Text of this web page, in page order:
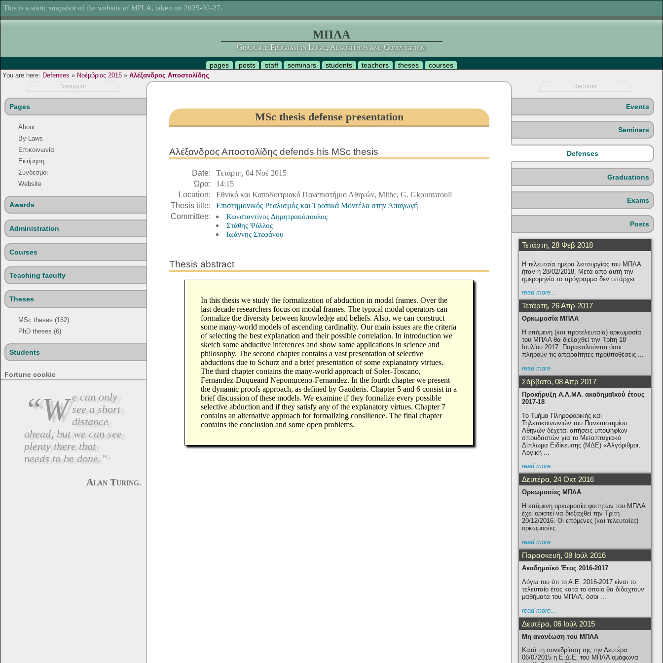
This is a static snapshot of the website of MPLA, taken on 2025-02-27.
ΜΠΛΑ
Graduate Program in Logic, Algorithms and Computation.
pages posts staff seminars students teachers theses courses
You are here: Defenses » Νοέμβριος 2015 » Αλέξανδρος Αποστολίδης
Navigator
Pages
About
By-Laws
Επικοινωνία
Εκτίμηση
Σύνδεσμοι
Website
Awards
Administration
Courses
Teaching faculty
Theses
MSc theses (162)
PhD theses (6)
Students
Fortune cookie
“We can only see a short
distance
ahead, but we can see
plenty there that
needs to be done.”
Alan Turing.
MSc thesis defense presentation
Αλέξανδρος Αποστολίδης defends his MSc thesis
Date:
Τετάρτη, 04 Νοέ 2015
Ώρα:
14:15
Location:
Εθνικό και Καποδιστριακό Πανεπιστήμιο Αθηνών, Mithe, G. Gkountarouli
Thesis title:
Επιστημονικός Ρεαλισμός και Τροπικά Μοντέλα στην Απαγωγή
Committee:
Κωνσταντίνος Δημητρακόπουλος
Στάθης Ψύλλος
Ιωάννης Στεφάνου
Thesis abstract
In this thesis we study the formalization of abduction in modal frames. Over the
last decade researchers focus on modal frames. The typical modal operators can
formalize the diversity between knowledge and beliefs. Also, we can construct
some many-world models of ascending cardinality. Our main issues are the criteria
of selecting the best explanation and their possible correlation. In introduction we
sketch some abductive inferences and show some applications in science and
philosophy. The second chapter contains a vast presentation of selective
abductions due to Schurz and a brief presentation of some explanatory virtues.
The third chapter contains the many-world approach of Soler-Toscano,
Fernandez-Duqueand Nepomuceno-Fernandez. In the fourth chapter we present
the dynamic proofs approach, as defined by Gauderis. Chapter 5 and 6 consist in a
brief discussion of these models. We examine if they formalize every possible
selective abduction and if they satisfy any of the explanatory virtues. Chapter 7
contains an alternative approach for formalizing consilience. The final chapter
contains the conclusion and some open problems.
Reporter
Events
Seminars
Defenses
Graduations
Exams
Posts
Τετάρτη, 28 Φεβ 2018
Η τελευταία ημέρα λειτουργίας του ΜΠΛΑ
ήταν η 28/02/2018. Μετά από αυτή την
ημερομηνία το πρόγραμμα δεν υπάρχει ...
read more...
Τετάρτη, 26 Απρ 2017
Ορκωμοσία ΜΠΛΑ
Η επόμενη (και προτελευταία) ορκωμοσία
του ΜΠΛΑ θα διεξαχθεί την Τρίτη 18
Ιουλίου 2017. Παρακαλούνται όσοι
πληρούν τις απαραίτητες προϋποθέσεις ...
read more...
Σάββατο, 08 Απρ 2017
Προκήρυξη Α.Λ.ΜΑ. ακαδημαϊκού έτους
2017-18
Το Τμήμα Πληροφορικής και
Τηλεπικοινωνιών του Πανεπιστημίου
Αθηνών δέχεται αιτήσεις υποψηφίων
σπουδαστών για το Μεταπτυχιακό
Δίπλωμα Ειδίκευσης (ΜΔΕ) «Αλγόριθμοι,
Λογική ...
read more...
Δευτέρα, 24 Οκτ 2016
Ορκωμοσίες ΜΠΛΑ
H επόμενη ορκωμοσία φοιτητών του ΜΠΛΑ
έχει οριστεί να διεξαχθεί την Τρίτη
20/12/2016. Οι επόμενες (και τελευταίες)
ορκωμοσίες ...
read more...
Παρασκευή, 08 Ιούλ 2016
Ακαδημαϊκό Έτος 2016-2017
Λόγω του ότι το Α.Ε. 2016-2017 είναι το
τελευταίο έτος κατά το οποίο θα διδαχτούν
μαθήματα του ΜΠΛΑ, όσοι ...
read more...
Δευτέρα, 06 Ιούλ 2015
Μη ανανέωση του ΜΠΛΑ
Κατά τη συνεδρίαση της την Δευτέρα
06/072015 η Ε.Δ.Ε. του ΜΠΛΑ ομόφωνα